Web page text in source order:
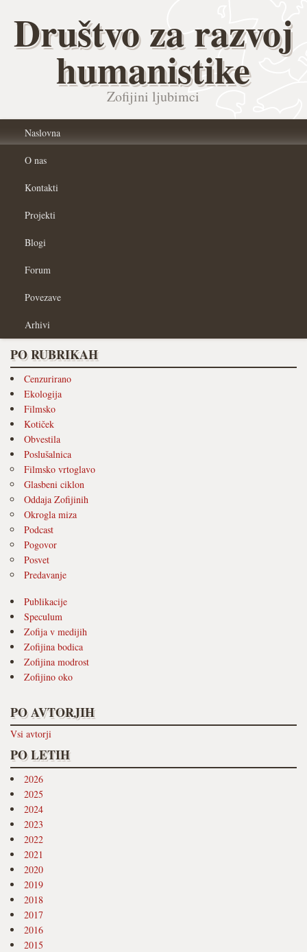
Društvo za razvoj
humanistike
Zofijini ljubimci
Naslovna
O nas
Kontakti
Projekti
Blogi
Forum
Povezave
Arhivi
PO RUBRIKAH
Cenzurirano
Ekologija
Filmsko
Kotiček
Obvestila
Poslušalnica
Filmsko vrtoglavo
Glasbeni ciklon
Oddaja Zofijinih
Okrogla miza
Podcast
Pogovor
Posvet
Predavanje
Publikacije
Speculum
Zofija v medijih
Zofijina bodica
Zofijina modrost
Zofijino oko
PO AVTORJIH
Vsi avtorji
PO LETIH
2026
2025
2024
2023
2022
2021
2020
2019
2018
2017
2016
2015